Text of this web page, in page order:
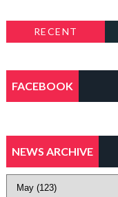
RECENT
FACEBOOK
NEWS ARCHIVE